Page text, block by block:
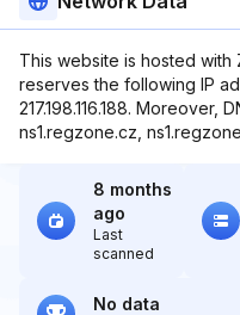
This website is hosted with
reserves the following IP
217.198.116.188. Moreover,
ns1.regzone.cz,
8 months
ago
Last
scanned
No data